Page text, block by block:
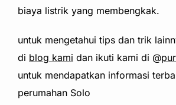
biaya listrik yang membengkak.
untuk mengetahui tips dan trik
di blog kami dan ikuti kami di @
untuk mendapatkan informasi
perumahan Solo